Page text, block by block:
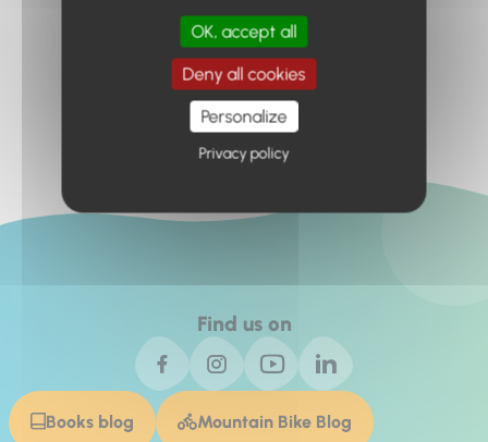
recherché.
Retour à l'accueil
Find us on
Books blog Mountain Bike Blog
OK, accept all
Deny all cookies
Personalize
Privacy policy